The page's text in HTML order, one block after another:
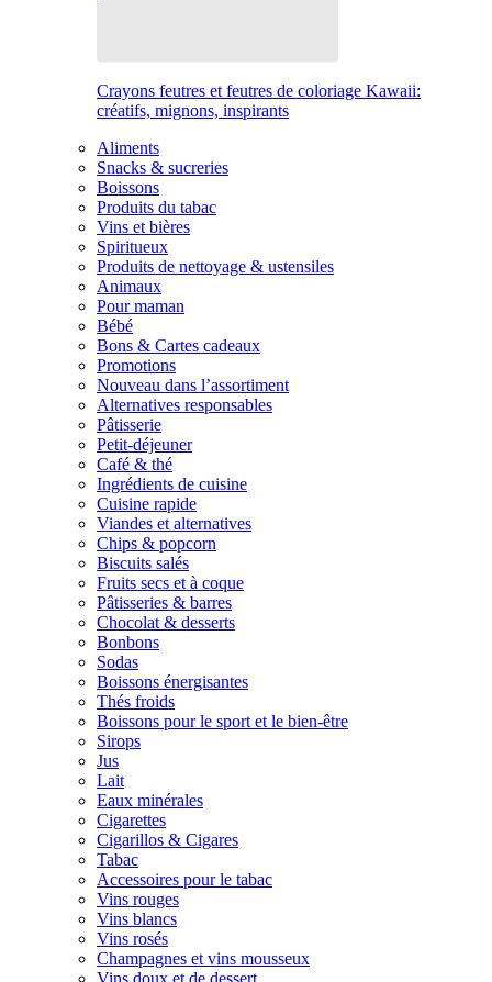
Crayons feutres et feutres de coloriage Kawaii:
créatifs, mignons, inspirants
Aliments
Snacks & sucreries
Boissons
Produits du tabac
Vins et bières
Spiritueux
Produits de nettoyage & ustensiles
Animaux
Pour maman
Bébé
Bons & Cartes cadeaux
Promotions
Nouveau dans l’assortiment
Alternatives responsables
Pâtisserie
Petit-déjeuner
Café & thé
Ingrédients de cuisine
Cuisine rapide
Viandes et alternatives
Chips & popcorn
Biscuits salés
Fruits secs et à coque
Pâtisseries & barres
Chocolat & desserts
Bonbons
Sodas
Boissons énergisantes
Thés froids
Boissons pour le sport et le bien-être
Sirops
Jus
Lait
Eaux minérales
Cigarettes
Cigarillos & Cigares
Tabac
Accessoires pour le tabac
Vins rouges
Vins blancs
Vins rosés
Champagnes et vins mousseux
Vins doux et de dessert